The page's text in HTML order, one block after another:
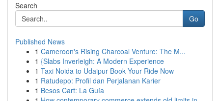
Search
Go
Published News
1 Cameroon's Rising Charcoal Venture: The M...
1 {Slabs Inverleigh: A Modern Experience
1 Taxi Noida to Udaipur Book Your Ride Now
1 Ratudepo: Profil dan Perjalanan Karier
1 Besos Cart: La Guía